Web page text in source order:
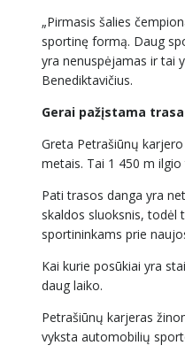
„Pirmasis šalies
sportinę formą. Daug
yra nenuspėjamas ir tai
Benediktavičius.
Gerai pažįstama trasa
Greta Petrašiūnų
metais. Tai 1 450 m
Pati trasos danga yra
skaldos sluoksnis, todėl
sportininkams prie
Kai kurie posūkiai yra
daug laiko.
Petrašiūnų karjeras
vyksta automobilių